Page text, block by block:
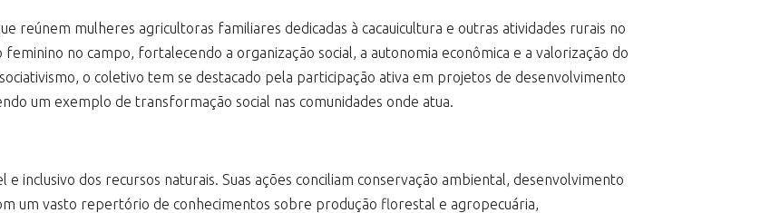
reúnem mulheres agricultoras familiares dedicadas à cacauicultura e outras atividades rurais no
no campo, fortalecendo a organização social, a autonomia econômica e a valorização do
o coletivo tem se destacado pela participação ativa em projetos de desenvolvimento
um exemplo de transformação social nas comunidades onde atua.
inclusivo dos recursos naturais. Suas ações conciliam conservação ambiental, desenvolvimento
um vasto repertório de conhecimentos sobre produção florestal e agropecuária,